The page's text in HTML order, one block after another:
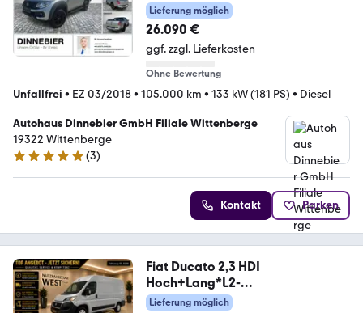
Lieferung möglich
26.090 €
ggf. zzgl. Lieferkosten
Ohne Bewertung
Unfallfrei • EZ 03/2018• 105.000 km • 133 kW (181 PS) • Diesel
Autohaus Dinnebier GmbH Filiale Wittenberge
19322 Wittenberge
5 Sterne
(3)
Kontakt Parken
Fiat Ducato 2,3 HDI
Hoch+Lang*L2-
H2*Garantie*1.Hand*
Lieferung möglich